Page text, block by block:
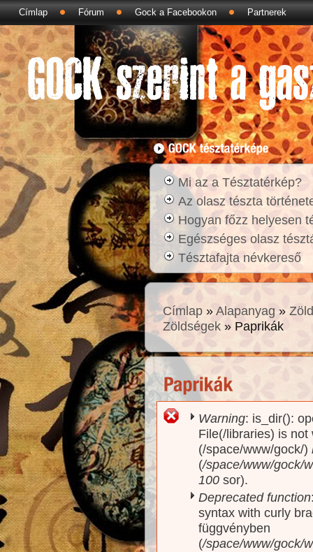
Címlap Fórum Gock a Facebookon Partnerek
Mi az a Tésztatérkép?
Az olasz tészta
Hogyan főzz helyesen
Egészséges olasz
Tésztafajta névkereső
Címlap »Alapanyag »
Zöldségek » Paprikák
Hibaüzenet
Warning: is_dir():
File(/libraries) is
(/space/www/gock/)
(/space/www/gock/
100 sor).
Deprecated function
syntax with curly
függvényben
(/space/www/gock/